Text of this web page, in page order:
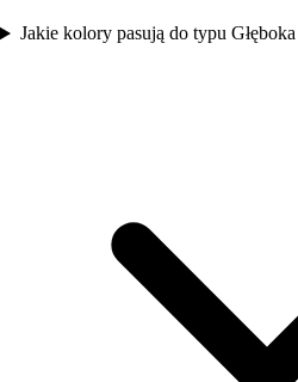
Jakie kolory pasują do typu Głęboka